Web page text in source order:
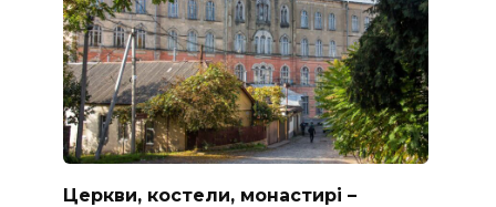
Церкви, костели, монастирі –